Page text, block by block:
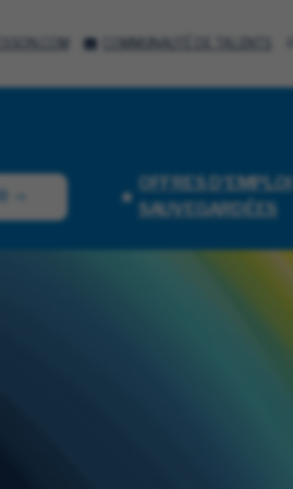
OFFRES D'EMPLOI
SAUVEGARDÉES